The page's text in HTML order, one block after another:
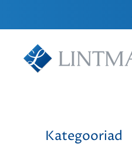
Kategooriad